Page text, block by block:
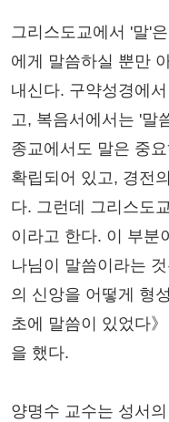
그리스도교에서 '말'
에게 말씀하실 뿐만
내신다. 구약성경에
고, 복음서에서는 '말
종교에서도 말은 중
확립되어 있고, 경전
다. 그런데 그리스도
이라고 한다. 이 부분
나님이 말씀이라는
의 신앙을 어떻게 형
초에 말씀이 있었다
을 했다.
양명수 교수는 성서